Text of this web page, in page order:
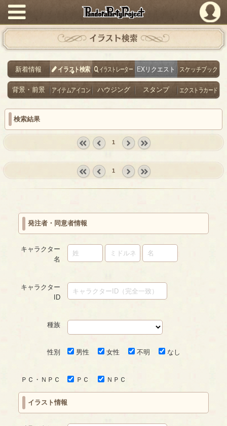
PandoraPartyProject
イラスト検索
新着情報 イラスト検索 イラストレーター EXリクエスト スケッチブック
背景・前景 アイテムアイコン ハウジング スタンプ エクストラカード
検索結果
prev
1
1
発注者・同意者情報
キャラクター
名
キャラクター
ID
種族
性別 男性 女性 不明 なし
ＰＣ・ＮＰＣ ＰＣ ＮＰＣ
イラスト情報